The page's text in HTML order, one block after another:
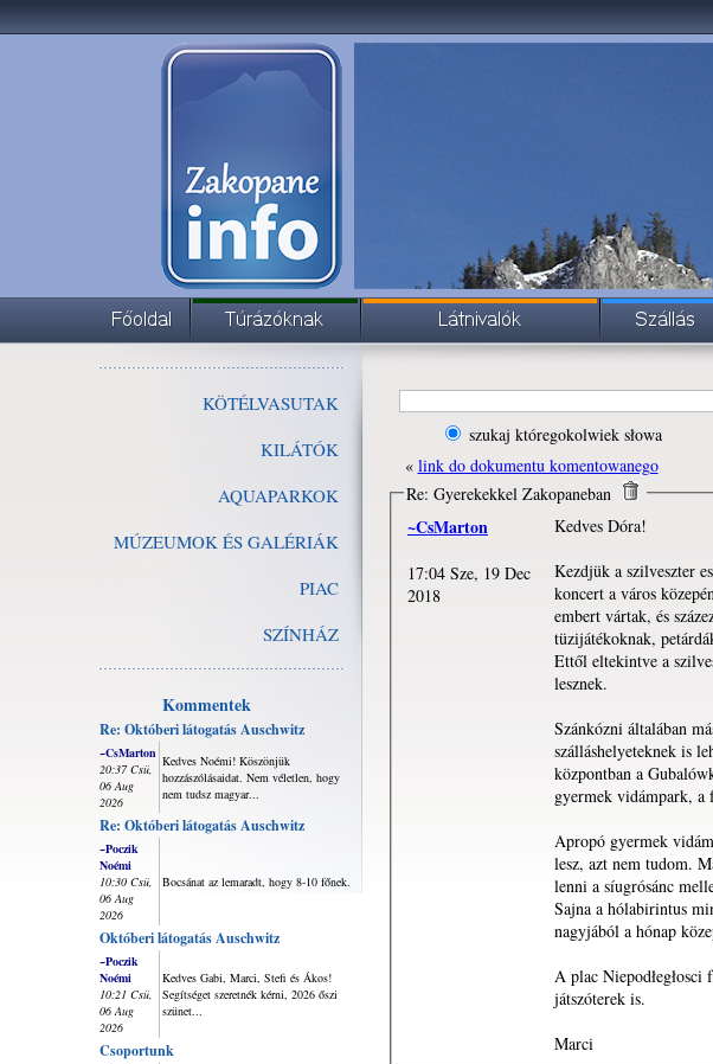
KÖTÉLVASUTAK
KILÁTÓK
AQUAPARKOK
MÚZEUMOK ÉS GALÉRIÁK
PIAC
SZÍNHÁZ
Kommentek
Re: Októberi látogatás Auschwitz
~CsMarton
20:37 Csü,
06 Aug
2026
Kedves Noémi! Köszönjük
hozzászólásaidat. Nem véletlen, hogy
nem tudsz magyar...
Re: Októberi látogatás Auschwitz
~Poczik
Noémi
10:30 Csü,
06 Aug
2026
Bocsánat az lemaradt, hogy 8-10 főnek.
Októberi látogatás Auschwitz
~Poczik
Noémi
10:21 Csü,
06 Aug
2026
Kedves Gabi, Marci, Stefi és Ákos!
Segítséget szeretnék kérni, 2026 őszi
szünet...
Csoportunk
szukaj któregokolwiek słowa
« link do dokumentu komentowanego
Re: Gyerekekkel Zakopaneban
~CsMarton
17:04 Sze, 19 Dec
2018
Kedves Dóra!
Kezdjük a szilveszter
koncert a város
embert vártak, és
tüzijátékoknak,
Ettől eltekintve a
lesznek.
Szánkózni általában
szálláshelyeteknek is
központban a
gyermek vidámpark, a
Apropó gyermek
lesz, azt nem tudom.
lenni a síugrósánc
Sajna a hólabirintus
nagyjából a hónap
A plac
játszóterek is.
Marci